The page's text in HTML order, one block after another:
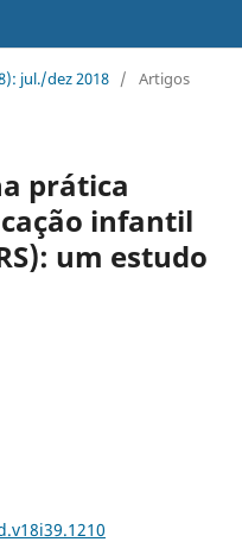
jul./dez 2018 / Artigos
prática
infantil
um estudo